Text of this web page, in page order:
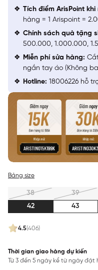
4.5(406)
Bảng size
38 39
42
43
Thời gian giao hàng dự kiến
Từ 3 đến 5 ngày kể từ ngày đặt
Tích điểm ArisPoint
hàng = 1 Arispoint =
Chính sách quà tặng
500.000, 1.000.000,
Miễn phí sửa hàng:
ngắn tay áo (Không
Hotline: 18006226 hỗ